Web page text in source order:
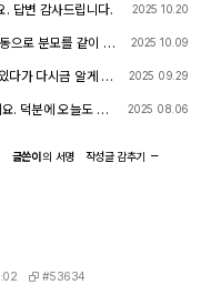
. 답변 감사드립니다. 2025 10.20
으로 분모를 같이 계
2025 10.09
다가 다시금 알게 되
2025 09.29
2025 08.06
글쓴이의 서명 작성글감추기
#53634